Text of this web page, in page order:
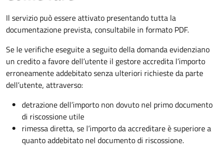
Il servizio può essere attivato presentando tutta la
documentazione prevista, consultabile in formato PDF.
Se le verifiche eseguite a seguito della domanda evidenziano
un credito a favore dell’utente il gestore accredita l’importo
erroneamente addebitato senza ulteriori richieste da parte
dell’utente, attraverso:
detrazione dell’importo non dovuto nel primo documento
di riscossione utile
rimessa diretta, se l’importo da accreditare è superiore a
quanto addebitato nel documento di riscossione.